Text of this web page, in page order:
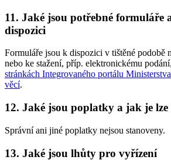
11. Jaké jsou potřebné formuláře
dispozici
Formuláře jsou k dispozici v tištěné podobě
nebo ke stažení, příp. elektronickému
stránkách Integrovaného portálu
věcí.
12. Jaké jsou poplatky a jak je
Správní ani jiné poplatky nejsou stanoveny.
13. Jaké jsou lhůty pro vyřízení